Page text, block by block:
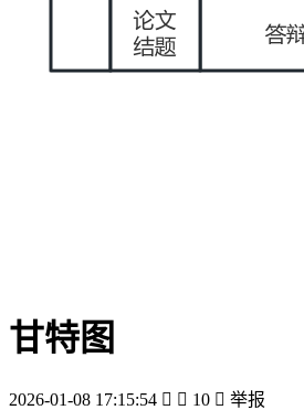
甘特图
2026-01-08 17:15:54   10  举报